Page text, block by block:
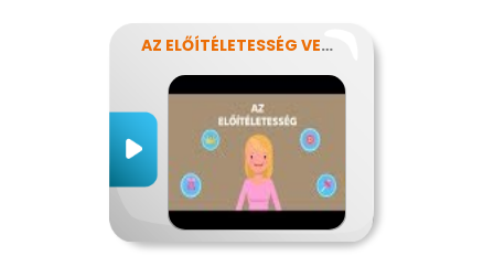
AZ ELŐÍTÉLETESSÉG VESZÉLYEI